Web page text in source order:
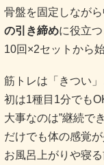
骨盤を固定しながら
の引き締めに役立つ
10回×2セットから
筋トレは「きつい
初は1種目1分でも
大事なのは”継続で
だけでも体の感覚
お風呂上がりや寝